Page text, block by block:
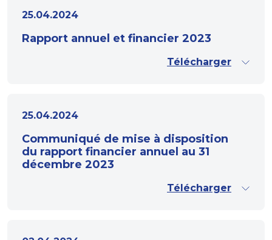
25.04.2024
Rapport annuel et financier 2023
Télécharger
25.04.2024
Communiqué de mise à disposition
du rapport financier annuel au 31
décembre 2023
Télécharger